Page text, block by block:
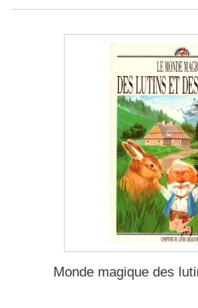
Monde magique des